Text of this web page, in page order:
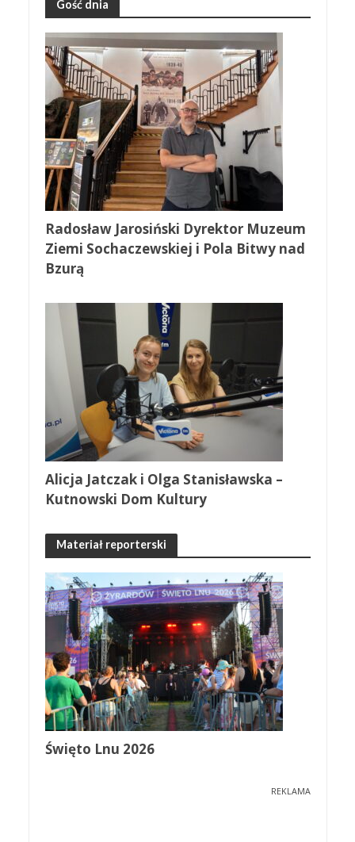
Gość dnia
Radosław Jarosiński Dyrektor Muzeum
Ziemi Sochaczewskiej i Pola Bitwy nad
Bzurą
Alicja Jatczak i Olga Stanisławska –
Kutnowski Dom Kultury
Materiał reporterski
Święto Lnu 2026
REKLAMA